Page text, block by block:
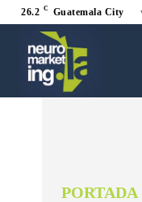
26.2 C Guatemala City
PORTADA